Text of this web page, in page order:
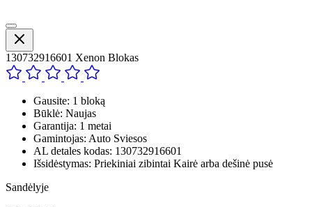
130732916601 Xenon Blokas
Gausite: 1 bloką
Būklė: Naujas
Garantija: 1 metai
Gamintojas: Auto Sviesos
AL detales kodas: 130732916601
Išsidėstymas: Priekiniai zibintai Kairė arba dešinė pusė
Sandėlyje